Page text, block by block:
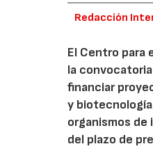
Redacción
El Centro para
la
financiar
y
organismos
del plazo de